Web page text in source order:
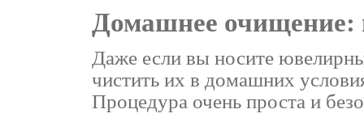
Домашнее очищение:
Даже если вы носите
чистить их в домашних
Процедура очень проста и